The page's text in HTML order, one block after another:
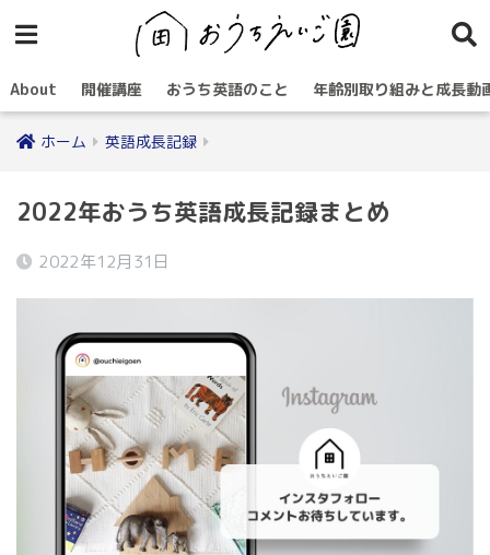
About 開催講座 おうち英語のこと 年齢別取り組みと成長動
ホーム 英語成長記録
2022年おうち英語成長記録まとめ
2022年12月31日